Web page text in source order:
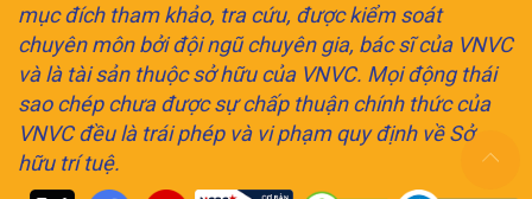
mục đích tham khảo, tra cứu, được kiểm soát
chuyên môn bởi đội ngũ chuyên gia, bác sĩ của VNVC
và là tài sản thuộc sở hữu của VNVC. Mọi động thái
sao chép chưa được sự chấp thuận chính thức của
VNVC đều là trái phép và vi phạm quy định về Sở
hữu trí tuệ.